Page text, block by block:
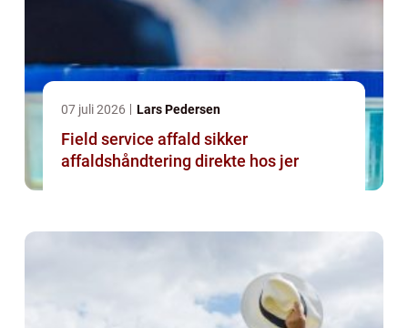
07 juli 2026 Lars Pedersen
Field service affald sikker
affaldshåndtering direkte hos jer